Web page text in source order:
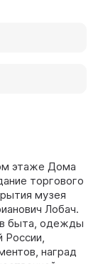
этаже Дома
торгового
музея
Лобач.
быта, одежды
наград